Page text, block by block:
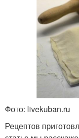
Фото: livekuban.ru
Рецептов